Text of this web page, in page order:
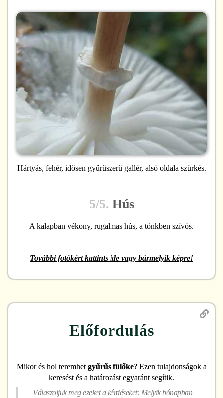
Hártyás, fehér, idősen gyűrűszerű gallér, alsó oldala szürkés.
5/5. Hús
A kalapban vékony, rugalmas hús, a tönkben szívós.
További fotókért kattints ide vagy bármelyik képre!
Előfordulás
Mikor és hol teremhet gyűrűs fülőke? Ezen tulajdonságok a
keresést és a határozást egyaránt segítik.
Válaszoljuk meg ezeket a kérdéseket: Melyik hónapban